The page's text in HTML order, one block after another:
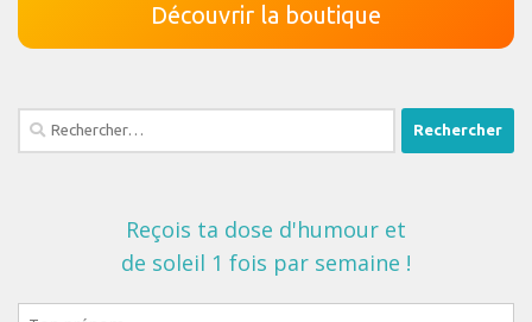
Découvrir la boutique
Rechercher :